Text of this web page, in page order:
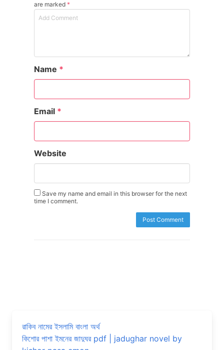
are marked *
Name *
Email *
Website
Save my name and email in this browser for the next
time I comment.
রাকিব নামের ইসলামি বাংলা অর্থ
কিশোর পাশা ইমনের জাদুঘর pdf | jadughar novel by